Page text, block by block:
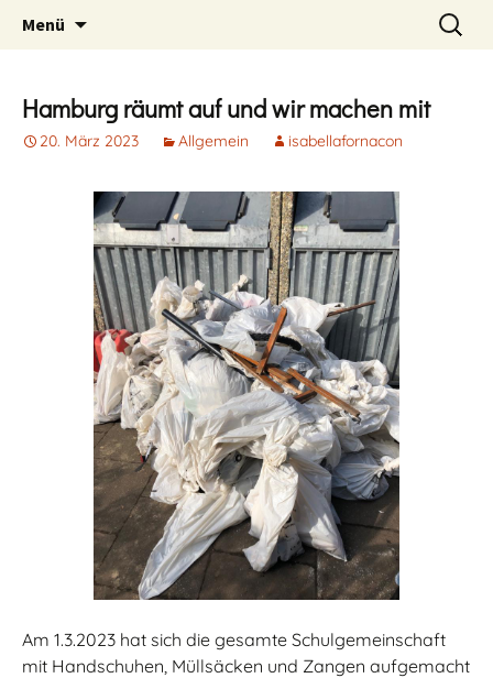
Menü
Suchen
nach:
Hamburg räumt auf und wir machen mit
20. März 2023 Allgemein isabellafornacon
Am 1.3.2023 hat sich die gesamte Schulgemeinschaft
mit Handschuhen, Müllsäcken und Zangen aufgemacht